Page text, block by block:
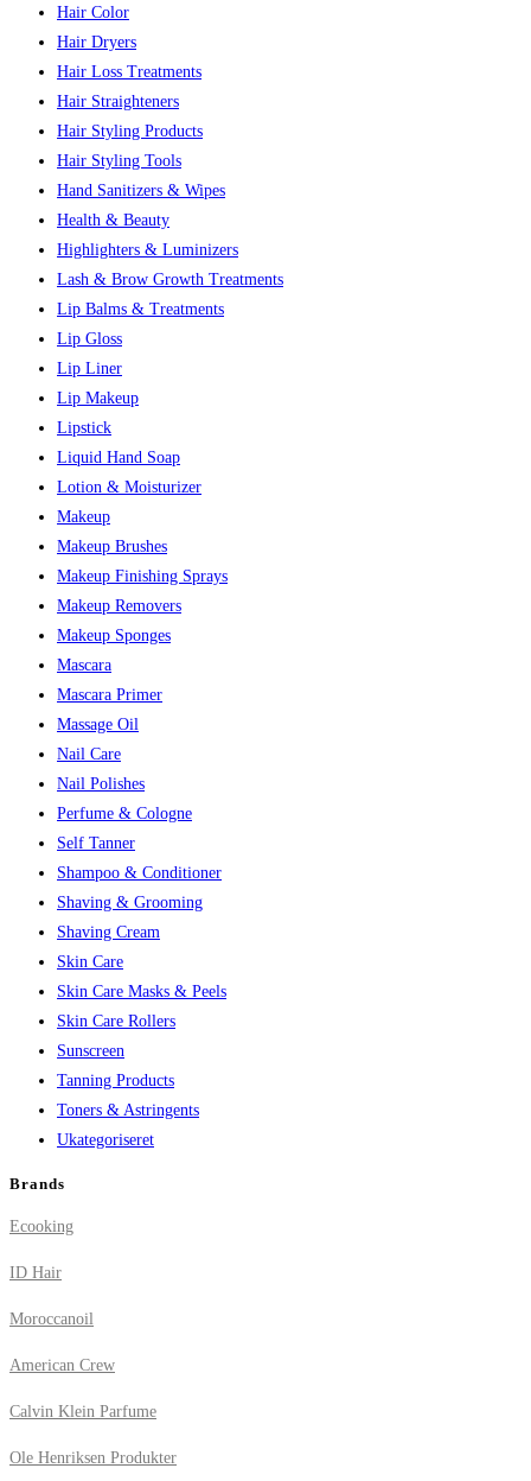
Hair Color
Hair Dryers
Hair Loss Treatments
Hair Straighteners
Hair Styling Products
Hair Styling Tools
Hand Sanitizers & Wipes
Health & Beauty
Highlighters & Luminizers
Lash & Brow Growth Treatments
Lip Balms & Treatments
Lip Gloss
Lip Liner
Lip Makeup
Lipstick
Liquid Hand Soap
Lotion & Moisturizer
Makeup
Makeup Brushes
Makeup Finishing Sprays
Makeup Removers
Makeup Sponges
Mascara
Mascara Primer
Massage Oil
Nail Care
Nail Polishes
Perfume & Cologne
Self Tanner
Shampoo & Conditioner
Shaving & Grooming
Shaving Cream
Skin Care
Skin Care Masks & Peels
Skin Care Rollers
Sunscreen
Tanning Products
Toners & Astringents
Ukategoriseret
Brands
Ecooking
ID Hair
Moroccanoil
American Crew
Calvin Klein Parfume
Ole Henriksen Produkter